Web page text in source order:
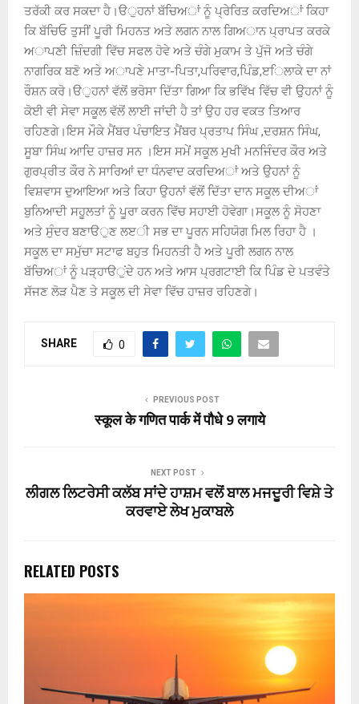
ਤਰੱਕੀ ਕਰ ਸਕਦਾ ਹੈ।ੳੁਹਨਾਂ ਬੱਚਿਅਾਂ ਨੂੰ ਪ੍ਰੇਰਿਤ ਕਰਦਿਅਾਂ ਕਿਹਾ
ਕਿ ਬੱਚਿਓ ਤੁਸੀਂ ਪੂਰੀ ਮਿਹਨਤ ਅਤੇ ਲਗਨ ਨਾਲ ਗਿਅਾਨ ਪ੍ਰਾਪਤ ਕਰਕੇ
ਅਾਪਣੀ ਜ਼ਿੰਦਗੀ ਵਿੱਚ ਸਫਲ ਹੋਵੇ ਅਤੇ ਚੰਗੇ ਮੁਕਾਮ ਤੇ ਪੁੱਜੋ ਅਤੇ ਚੰਗੇ
ਨਾਗਰਿਕ ਬਣੋ ਅਤੇ ਅਾਪਣੇ ਮਾਤਾ-ਪਿਤਾ,ਪਰਿਵਾਰ,ਪਿੰਡ,ੲਿਲਾਕੇ ਦਾ ਨਾਂ
ਰੌਸ਼ਨ ਕਰੋ।ੳੁਹਨਾਂ ਵੱਲੋਂ ਭਰੋਸਾ ਦਿੱਤਾ ਗਿਆ ਕਿ ਭਵਿੱਖ ਵਿੱਚ ਵੀ ਉਹਨਾਂ ਨੂੰ
ਕੋਈ ਵੀ ਸੇਵਾ ਸਕੂਲ ਵੱਲੋਂ ਲਾਈ ਜਾਂਦੀ ਹੈ ਤਾਂ ਉਹ ਹਰ ਵਕਤ ਤਿਆਰ
ਰਹਿਣਗੇ।ਇਸ ਮੌਕੇ ਮੈਂਬਰ ਪੰਚਾਇਤ ਮੈਂਬਰ ਪ੍ਰਤਾਪ ਸਿੰਘ ,ਦਰਸ਼ਨ ਸਿੰਘ,
ਸੂਬਾ ਸਿੰਘ ਆਦਿ ਹਾਜ਼ਰ ਸਨ ।ਇਸ ਸਮੇਂ ਸਕੂਲ ਮੁਖੀ ਮਨਜਿੰਦਰ ਕੌਰ ਅਤੇ
ਗੁਰਪ੍ਰੀਤ ਕੌਰ ਨੇ ਸਾਰਿਆਂ ਦਾ ਧੰਨਵਾਦ ਕਰਦਿਅਾਂ ਅਤੇ ਉਹਨਾਂ ਨੂੰ
ਵਿਸ਼ਵਾਸ ਦੁਆਇਆ ਅਤੇ ਕਿਹਾ ਉਹਨਾਂ ਵੱਲੋਂ ਦਿੱਤਾ ਦਾਨ ਸਕੂਲ ਦੀਅਾਂ
ਬੁਨਿਆਦੀ ਸਹੂਲਤਾਂ ਨੂੰ ਪੂਰਾ ਕਰਨ ਵਿੱਚ ਸਹਾਈ ਹੋਵੇਗਾ।ਸਕੂਲ ਨੂੰ ਸੋਹਣਾ
ਅਤੇ ਸੁੰਦਰ ਬਣਾੳੁਣ ਲੲੀ ਸਭ ਦਾ ਪੂਰਨ ਸਹਿਯੋਗ ਮਿਲ ਰਿਹਾ ਹੈ ।
ਸਕੂਲ ਦਾ ਸਮੁੱਚਾ ਸਟਾਫ ਬਹੁਤ ਮਿਹਨਤੀ ਹੈ ਅਤੇ ਪੂਰੀ ਲਗਨ ਨਾਲ
ਬੱਚਿਅਾਂ ਨੂੰ ਪੜ੍ਹਾੳੁਂਦੇ ਹਨ ਅਤੇ ਆਸ ਪ੍ਰਗਟਾਈ ਕਿ ਪਿੰਡ ਦੇ ਪਤਵੰਤੇ
ਸੱਜਣ ਲੋੜ ਪੈਣ ਤੇ ਸਕੂਲ ਦੀ ਸੇਵਾ ਵਿੱਚ ਹਾਜ਼ਰ ਰਹਿਣਗੇ।
SHARE 0
PREVIOUS POST
स्कूल के गणित पार्क में पौधे 9 लगाये
NEXT POST
ਲੀਗਲ ਲਿਟਰੇਸੀ ਕਲੱਬ ਸਾਂਦੇ ਹਾਸ਼ਮ ਵਲੋਂ ਬਾਲ ਮਜਦੂਰੀ ਵਿਸ਼ੇ ਤੇ
ਕਰਵਾਏ ਲੇਖ ਮੁਕਾਬਲੇ
RELATED POSTS